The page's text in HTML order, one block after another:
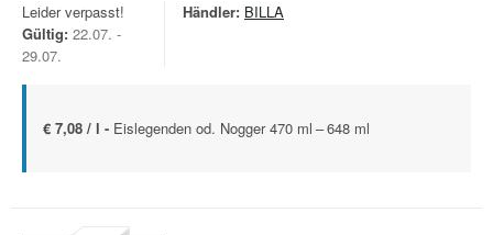
Leider verpasst!
Gültig: 22.07. -
29.07.
Händler: BILLA
€ 7,08 / l - Eislegenden od. Nogger 470 ml – 648 ml